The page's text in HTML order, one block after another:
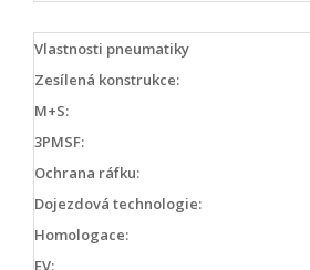
Vlastnosti pneumatiky
Zesílená konstrukce:
M+S:
3PMSF:
Ochrana ráfku:
Dojezdová technologie:
Homologace:
EV: